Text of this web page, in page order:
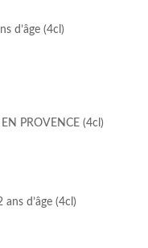
d’âge (4cl)
PROVENCE (4cl)
d’âge (4cl)